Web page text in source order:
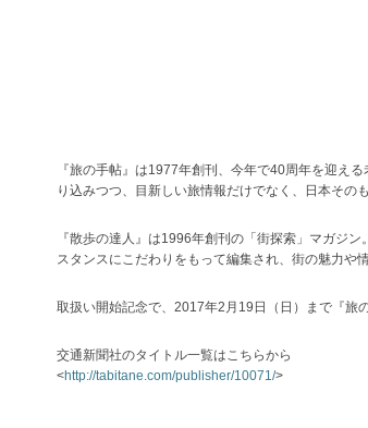
『旅の手帖』は1977年創刊、今年で40周年を迎え
り込みつつ、目新しい旅情報だけでなく、日本その
『散歩の達人』は1996年創刊の「街探索」マガジ
スタンスにこだわりをもって編集され、街の魅力や
取扱い開始記念で、2017年2月19日（日）まで『旅
交通新聞社のタイトル一覧はこちらから
<http://tabitane.com/publisher/10071/>